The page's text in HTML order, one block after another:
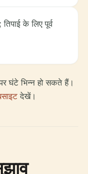
के लिए पूर्व
घंटे भिन्न हो सकते हैं।
देखें।